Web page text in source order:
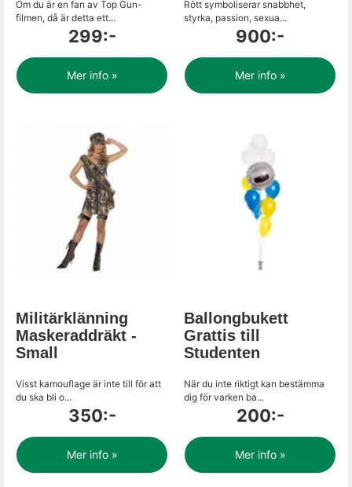
Om du är en fan av Top Gun-
filmen, då är detta ett...
299:-
Mer info »
Rött symboliserar snabbhet,
styrka, passion, sexua...
900:-
Mer info »
Militärklänning
Maskeraddräkt -
Small
Visst kamouflage är inte till för att
du ska bli o...
350:-
Mer info »
Ballongbukett
Grattis till
Studenten
När du inte riktigt kan bestämma
dig för varken ba...
200:-
Mer info »